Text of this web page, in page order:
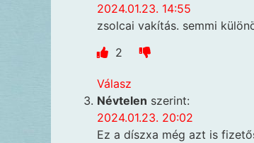
2024.01.23. 14:55
zsolcai vakítás. semmi
2
Válasz
Névtelen szerint:
2024.01.23. 20:02
Ez a díszxa még azt is